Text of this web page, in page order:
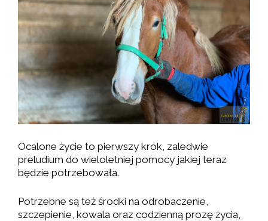
Ocalone życie to pierwszy krok, zaledwie
preludium do wieloletniej pomocy jakiej teraz
będzie potrzebowała.
Potrzebne są też środki na odrobaczenie,
szczepienie, kowala oraz codzienną prozę życia,